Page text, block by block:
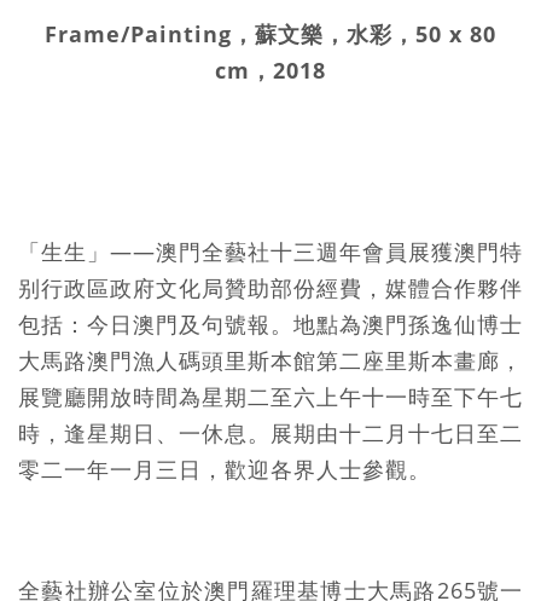
Frame/Painting，蘇文樂，水彩，50 x 80
cm，2018
「生生」——澳門全藝社十三週年會員展獲澳門特
别行政區政府文化局贊助部份經費，媒體合作夥伴
包括：今日澳門及句號報。地點為澳門孫逸仙博士
大馬路澳門漁人碼頭里斯本館第二座里斯本畫廊，
展覽廳開放時間為星期二至六上午十一時至下午七
時，逢星期日、一休息。展期由十二月十七日至二
零二一年一月三日，歡迎各界人士參觀。
全藝社辦公室位於澳門羅理基博士大馬路265號一